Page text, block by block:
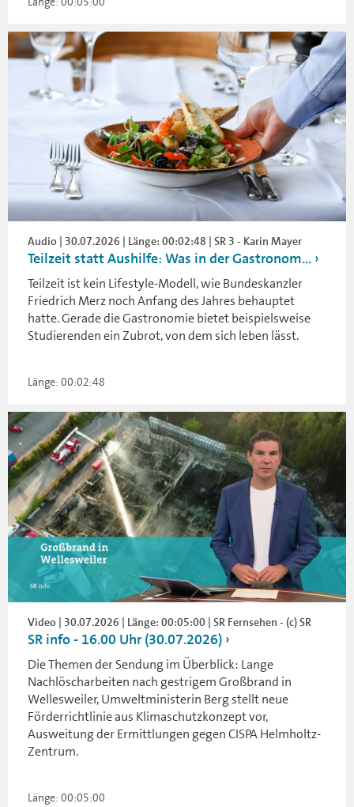
Audio | 30.07.2026 | Länge: 00:02:48 | SR 3 - Karin Mayer
Teilzeit statt Aushilfe: Was in der Gastronom...
Teilzeit ist kein Lifestyle-Modell, wie Bundeskanzler
Friedrich Merz noch Anfang des Jahres behauptet
hatte. Gerade die Gastronomie bietet beispielsweise
Studierenden ein Zubrot, von dem sich leben lässt.
Länge: 00:02:48
Video | 30.07.2026 | Länge: 00:05:00 | SR Fernsehen - (c) SR
SR info - 16.00 Uhr (30.07.2026)
Die Themen der Sendung im Überblick: Lange
Nachlöscharbeiten nach gestrigem Großbrand in
Wellesweiler, Umweltministerin Berg stellt neue
Förderrichtlinie aus Klimaschutzkonzept vor,
Ausweitung der Ermittlungen gegen CISPA Helmholtz-
Zentrum.
Länge: 00:05:00